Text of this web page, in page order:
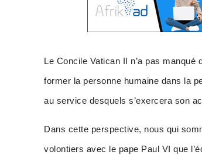
Le Concile Vatican II n’a pas
former la personne humaine dans la
au service desquels s’exercera son
Dans cette perspective, nous qui
volontiers avec le pape Paul VI que